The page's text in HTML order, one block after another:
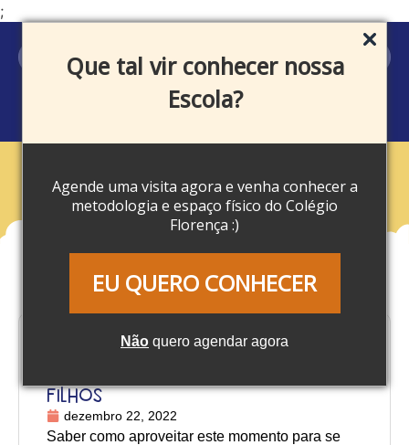
Que tal vir conhecer nossa
Escola?
Agende uma visita agora e venha conhecer a
metodologia e espaço físico do Colégio
Florença :)
EU QUERO CONHECER
Não quero agendar agora
;
MEU ACESSO
Blog
Férias escolares: Confira 10
filhos
dezembro 22, 2022
Saber como aproveitar este momento para se